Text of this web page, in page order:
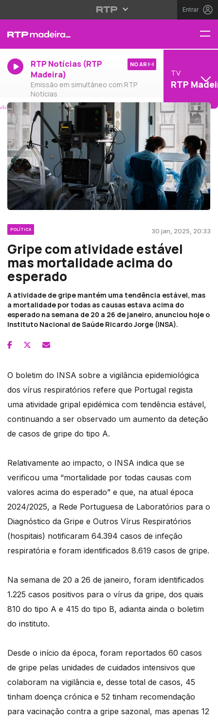
Entrar
RTP Notícias (RTP
Madeira)
Emissão em simultâneo com RTP
Notícias
NO AR
TV
RTP
POLÍTICA 30 jan, 2025, 20:33
Gripe com atividade estável
mas mortalidade acima do
esperado
A atividade de gripe mantém uma tendência estável, mas
a mortalidade por todas as causas estava acima do
esperado na semana de 20 a 26 de janeiro, anunciou hoje o
Instituto Nacional de Saúde Ricardo Jorge (INSA).
O boletim do INSA sobre a vigilância epidemiológica
dos vírus respiratórios refere que Portugal regista
uma atividade gripal epidémica com tendência estável,
continuando a ser observado um aumento da deteção
de casos de gripe do tipo A.
Relativamente ao impacto, o INSA indica que se
verificou uma “mortalidade por todas causas com
valores acima do esperado” e que, na atual época
2024/2025, a Rede Portuguesa de Laboratórios para o
Diagnóstico da Gripe e Outros Vírus Respiratórios
(hospitais) notificaram 64.394 casos de infeção
respiratória e foram identificados 8.619 casos de gripe.
Na semana de 20 a 26 de janeiro, foram identificados
1.225 casos positivos para o vírus da gripe, dos quais
810 do tipo A e 415 do tipo B, adianta ainda o boletim
do instituto.
Desde o início da época, foram reportados 60 casos
de gripe pelas unidades de cuidados intensivos que
colaboram na vigilância e, desse total de casos, 45
tinham doença crónica e 52 tinham recomendação
para vacinação contra a gripe sazonal, mas apenas 12